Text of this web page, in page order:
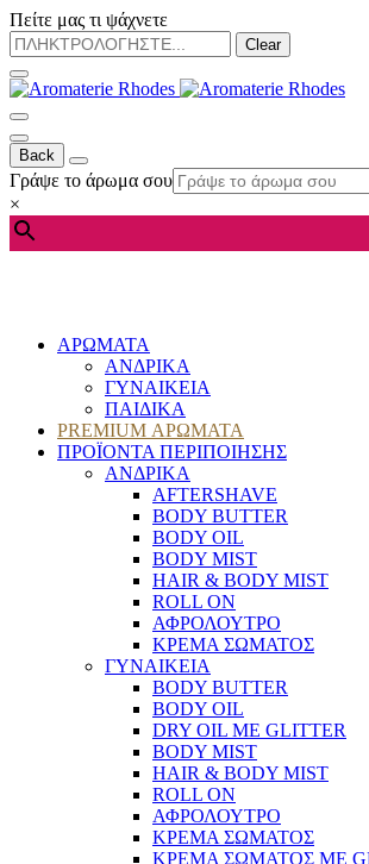
Πείτε μας τι ψάχνετε
Clear
Back
Γράψε το άρωμα σου
×
ΑΡΩΜΑΤΑ
ΑΝΔΡΙΚΑ
ΓΥΝΑΙΚΕΙΑ
ΠΑΙΔΙΚΑ
PREMIUM ΑΡΩΜΑΤΑ
ΠΡΟΪΟΝΤΑ ΠΕΡΙΠΟΙΗΣΗΣ
ΑΝΔΡΙΚΑ
AFTERSHAVE
BODY BUTTER
BODY OIL
BODY MIST
HAIR & BODY MIST
ROLL ON
ΑΦΡΟΛΟΥΤΡΟ
ΚΡΕΜΑ ΣΩΜΑΤΟΣ
ΓΥΝΑΙΚΕΙΑ
BODY BUTTER
BODY OIL
DRY OIL ΜΕ GLITTER
BODY MIST
HAIR & BODY MIST
ROLL ON
ΑΦΡΟΛΟΥΤΡΟ
ΚΡΕΜΑ ΣΩΜΑΤΟΣ
ΚΡΕΜΑ ΣΩΜΑΤΟΣ ΜΕ